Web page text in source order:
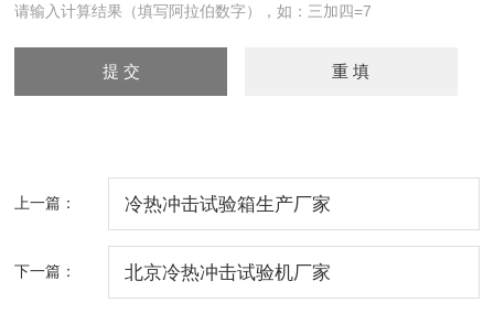
请输入计算结果（填写阿拉伯数字），如：三加四=7
上一篇： 冷热冲击试验箱生产厂家
下一篇： 北京冷热冲击试验机厂家